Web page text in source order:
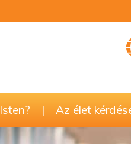
Isten? | Az élet